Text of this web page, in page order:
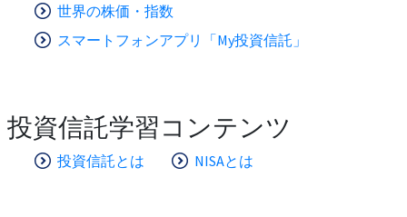
世界の株価・指数
スマートフォンアプリ「My投資信託」
投資信託学習コンテンツ
投資信託とは NISAとは